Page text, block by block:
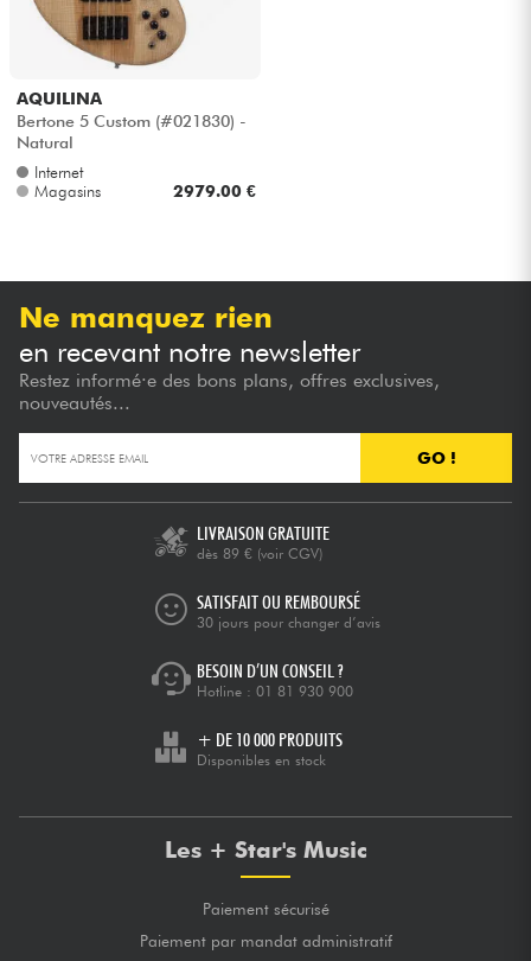
AQUILINA
Bertone 5 Custom (#021830) -
Natural
Internet
Magasins
2979.00 €
Ne manquez rien
en recevant notre newsletter
Restez informé·e des bons plans, offres exclusives,
nouveautés...
GO !
LIVRAISON GRATUITE
dès 89 € (voir CGV)
SATISFAIT OU REMBOURSÉ
30 jours pour changer d’avis
BESOIN D’UN CONSEIL ?
Hotline : 01 81 930 900
+ DE 10 000 PRODUITS
Disponibles en stock
Les + Star's Music
Paiement sécurisé
Paiement par mandat administratif